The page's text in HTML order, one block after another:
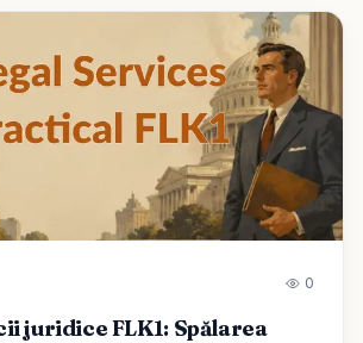
0
juridice FLK1: Spălarea